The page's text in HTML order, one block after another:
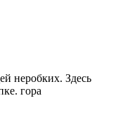
неробких. Здесь
гора